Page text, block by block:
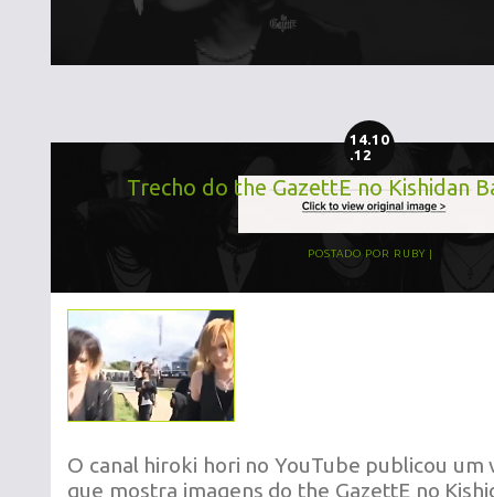
14.10
.12
Trecho do the GazettE no Kishidan
POSTADO POR RUBY
O canal hiroki hori no YouTube publicou um
que mostra imagens do the GazettE no